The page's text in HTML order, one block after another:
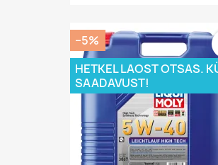
−5%
HETKEL LAOST OTSAS.
SAADAVUST!